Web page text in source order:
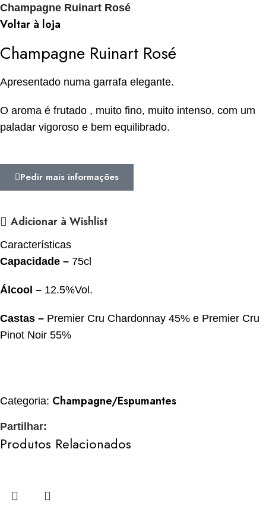
Champagne Ruinart Rosé
Voltar à loja
Champagne Ruinart Rosé
Apresentado numa garrafa elegante.
O aroma é frutado , muito fino, muito intenso, com um
paladar vigoroso e bem equilibrado.
Pedir mais informações
Adicionar à Wishlist
Características
Capacidade – 75cl
Álcool – 12.5%Vol.
Castas – Premier Cru Chardonnay 45% e Premier Cru
Pinot Noir 55%
Categoria: Champagne/Espumantes
Partilhar:
Produtos Relacionados